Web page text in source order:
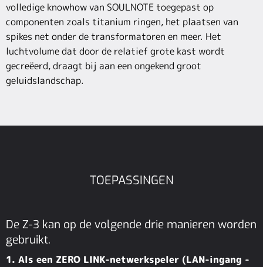
volledige knowhow van SOULNOTE toegepast op
componenten zoals titanium ringen, het plaatsen van
spikes net onder de transformatoren en meer. Het
luchtvolume dat door de relatief grote kast wordt
gecreëerd, draagt bij aan een ongekend groot
geluidslandschap.
TOEPASSINGEN
De Z-3 kan op de volgende drie manieren worden
gebruikt.
1. Als een ZERO LINK-netwerkspeler (LAN-ingang -